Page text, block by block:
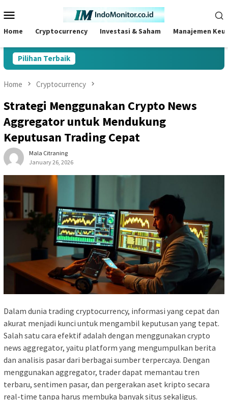
to
Menu
Home Cryptocurrency Investasi & Saham Manajemen
Pilihan Terbaik
Home Cryptocurrency
Strategi Menggunakan Crypto News
Aggregator untuk Mendukung
Keputusan Trading Cepat
Mala Citraning
January 26, 2026
Dalam dunia trading cryptocurrency, informasi yang cepat dan
akurat menjadi kunci untuk mengambil keputusan yang tepat.
Salah satu cara efektif adalah dengan menggunakan crypto
news aggregator, yaitu platform yang mengumpulkan berita
dan analisis pasar dari berbagai sumber terpercaya. Dengan
menggunakan aggregator, trader dapat memantau tren
terbaru, sentimen pasar, dan pergerakan aset kripto secara
real-time tanpa harus membuka banyak situs sekaligus.